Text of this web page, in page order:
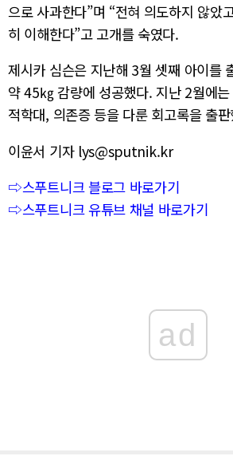
으로 사과한다”며 “전혀 의도하지 않았
히 이해한다”고 고개를 숙였다.
제시카 심슨은 지난해 3월 셋째 아이를
약 45㎏ 감량에 성공했다. 지난 2월에
적학대, 의존증 등을 다룬 회고록을 출
이윤서 기자 lys@sputnik.kr
⇨스푸트니크 블로그 바로가기
⇨스푸트니크 유튜브 채널 바로가기
ad